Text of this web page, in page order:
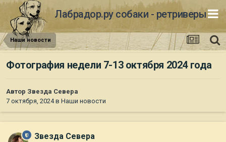
Лабрадор.ру собаки - ретриверы
Наши новости
Фотография недели 7-13 октября 2024 года
Автор Звезда Севера
7 октября, 2024в Наши новости
Звезда Севера